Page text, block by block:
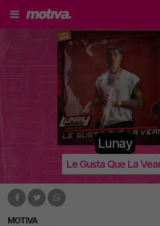
Lunay
Le Gusta Que La
MOTIVA